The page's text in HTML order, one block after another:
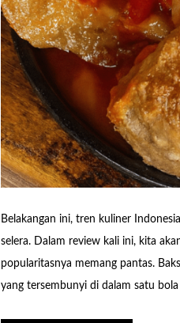
Belakangan ini, tren kuliner
selera. Dalam review kali ini, kita
popularitasnya memang pantas.
yang tersembunyi di dalam satu